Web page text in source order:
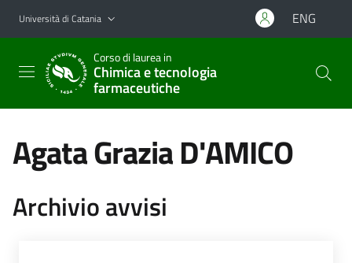
Vai al contenuto principale
Vai al menu di navigazione
Università di Catania ENG
Corso di laurea in
Chimica e tecnologia
farmaceutiche
Agata Grazia D'AMICO
Archivio avvisi